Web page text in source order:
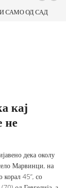
САМО ОД САД
кај
не
дека околу
Марвинци, на
корал 45“, со